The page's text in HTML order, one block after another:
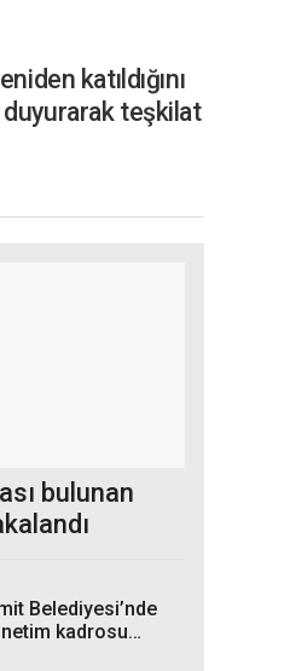
katıldığını
duyurarak teşkilat
bulunan
Belediyesi’nde
kadrosu